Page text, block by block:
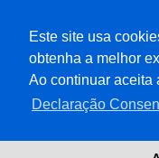
© 2019 A Voz do
Todos os direitos
Este site usa
obtenha a melhor
Ao continuar aceita
Declaração